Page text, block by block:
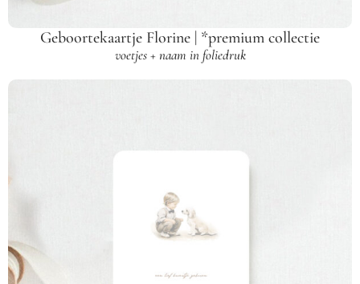
Geboortekaartje Florine | *premium collectie
voetjes + naam in foliedruk